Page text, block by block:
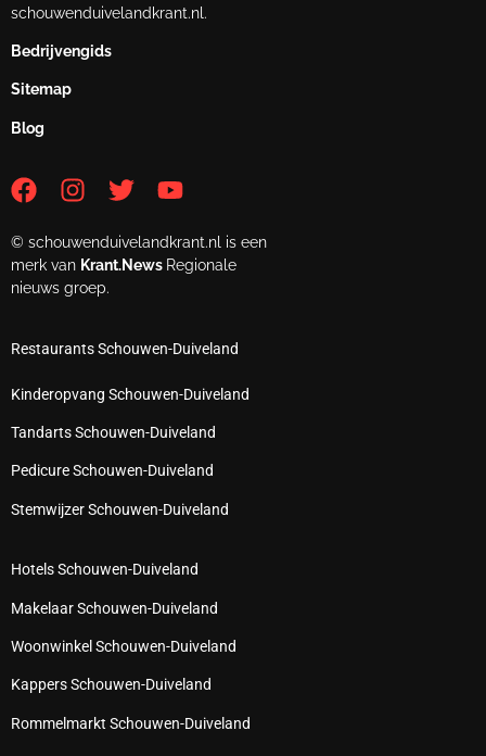
schouwenduivelandkrant.nl.
Bedrijvengids
Sitemap
Blog
© schouwenduivelandkrant.nl is een
merk van Krant.News Regionale
nieuws groep.
Restaurants Schouwen-Duiveland
Kinderopvang Schouwen-Duiveland
Tandarts Schouwen-Duiveland
Pedicure Schouwen-Duiveland
Stemwijzer Schouwen-Duiveland
Hotels Schouwen-Duiveland
Makelaar Schouwen-Duiveland
Woonwinkel Schouwen-Duiveland
Kappers Schouwen-Duiveland
Rommelmarkt Schouwen-Duiveland